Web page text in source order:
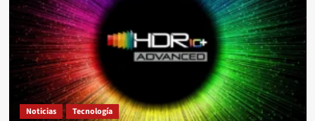
Noticias Tecnología